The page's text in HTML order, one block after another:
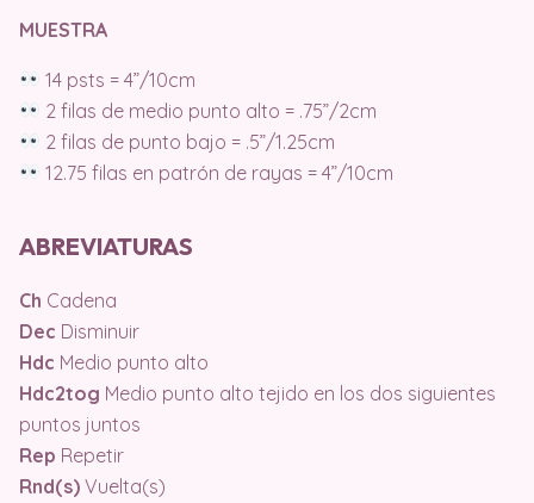
MUESTRA
14 psts = 4”/10cm
2 filas de medio punto alto = .75”/2cm
2 filas de punto bajo = .5”/1.25cm
12.75 filas en patrón de rayas = 4”/10cm
ABREVIATURAS
Ch Cadena
Dec Disminuir
Hdc Medio punto alto
Hdc2tog Medio punto alto tejido en los dos siguientes
puntos juntos
Rep Repetir
Rnd(s) Vuelta(s)